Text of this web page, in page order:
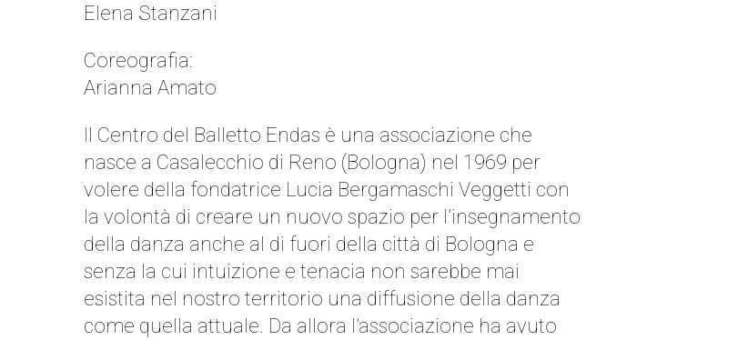
Elena Stanzani
Coreografia:
Arianna Amato
Il Centro del Balletto Endas è una associazione che
nasce a Casalecchio di Reno (Bologna) nel 1969 per
volere della fondatrice Lucia Bergamaschi Veggetti con
la volontà di creare un nuovo spazio per l’insegnamento
della danza anche al di fuori della città di Bologna e
senza la cui intuizione e tenacia non sarebbe mai
esistita nel nostro territorio una diffusione della danza
come quella attuale. Da allora l’associazione ha avuto